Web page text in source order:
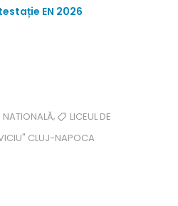
EN 2026
NATIONALĂ,
LICEUL DE
CLUJ-NAPOCA